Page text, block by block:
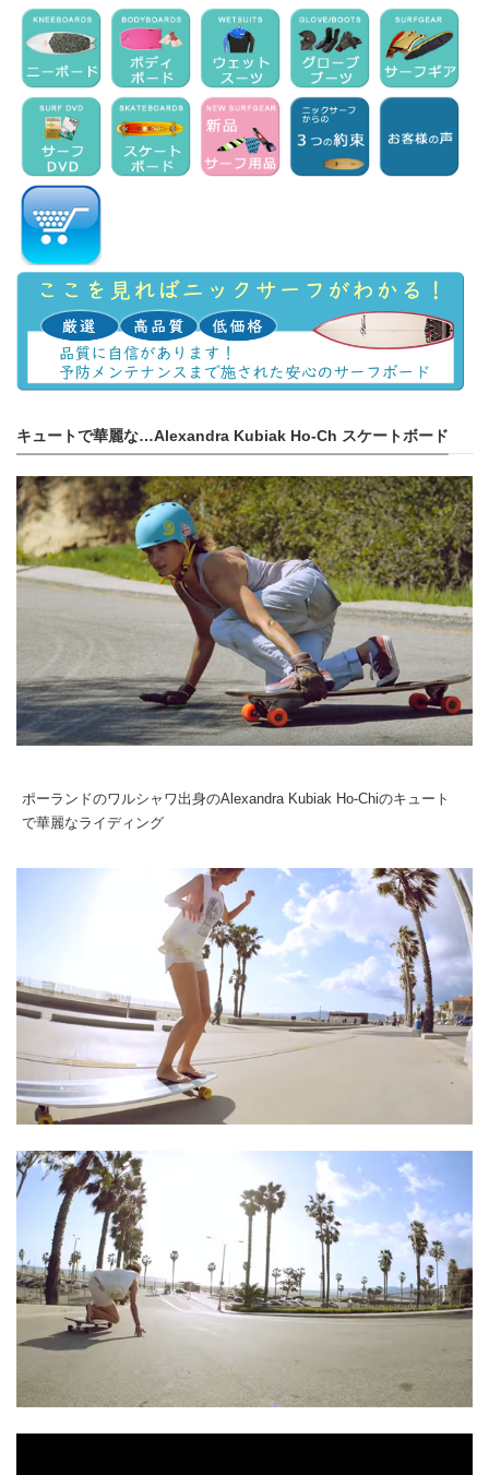
キュートで華麗な…Alexandra Kubiak Ho-Ch スケートボード
ポーランドのワルシャワ出身のAlexandra Kubiak Ho-Chiのキュート
で華麗なライディング